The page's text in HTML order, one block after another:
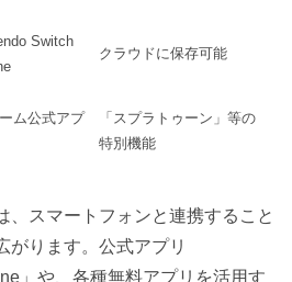
Switch
クラウドに保存可能
ム公式アプ
「スプラトゥーン」等の
特別機能
、スマートフォンと連携すること
がります。公式アプリ
」や、各種無料アプリを活用す